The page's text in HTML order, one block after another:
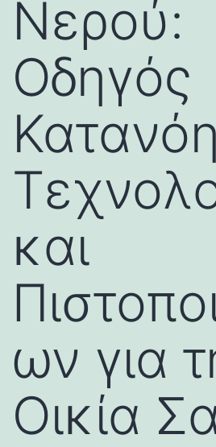
Νερού:
Οδηγός
και
ων για
Οικία